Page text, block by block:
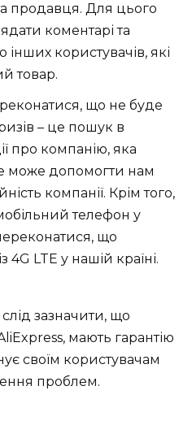
продавця. Для цього
коментарі та
користувачів, які
товар.
що не буде
– це пошук в
про компанію, яка
може допомогти нам
компанії. Крім того,
телефон у
що
4G LTE у нашій країні.
зазначити, що
мають гарантію
своїм користувачам
проблем.